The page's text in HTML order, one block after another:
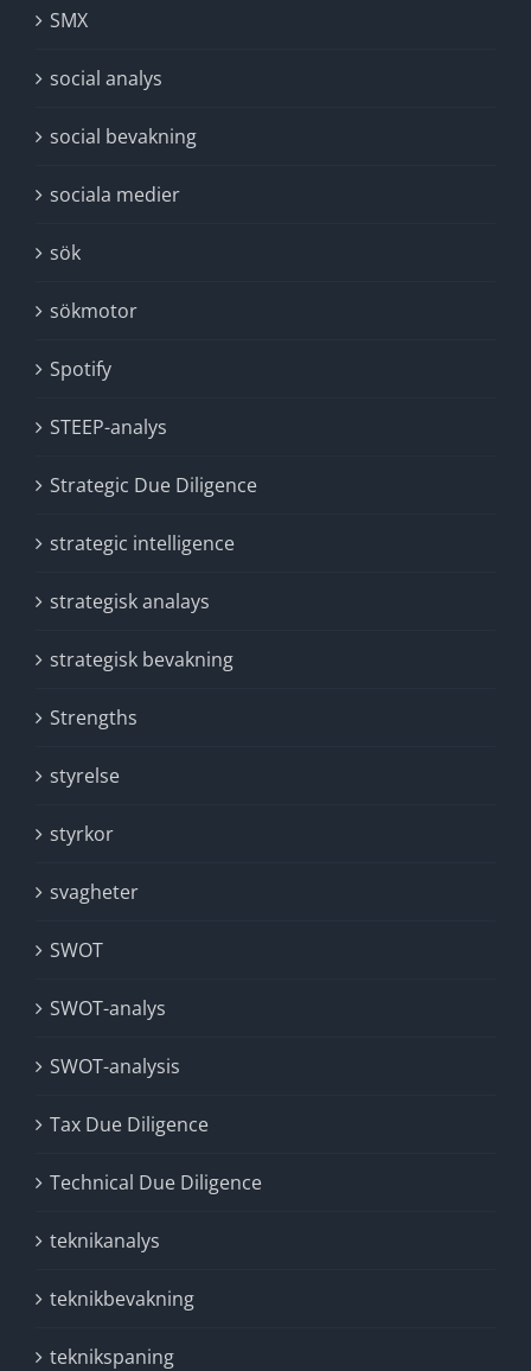
SMX
social analys
social bevakning
sociala medier
sök
sökmotor
Spotify
STEEP-analys
Strategic Due Diligence
strategic intelligence
strategisk analays
strategisk bevakning
Strengths
styrelse
styrkor
svagheter
SWOT
SWOT-analys
SWOT-analysis
Tax Due Diligence
Technical Due Diligence
teknikanalys
teknikbevakning
teknikspaning